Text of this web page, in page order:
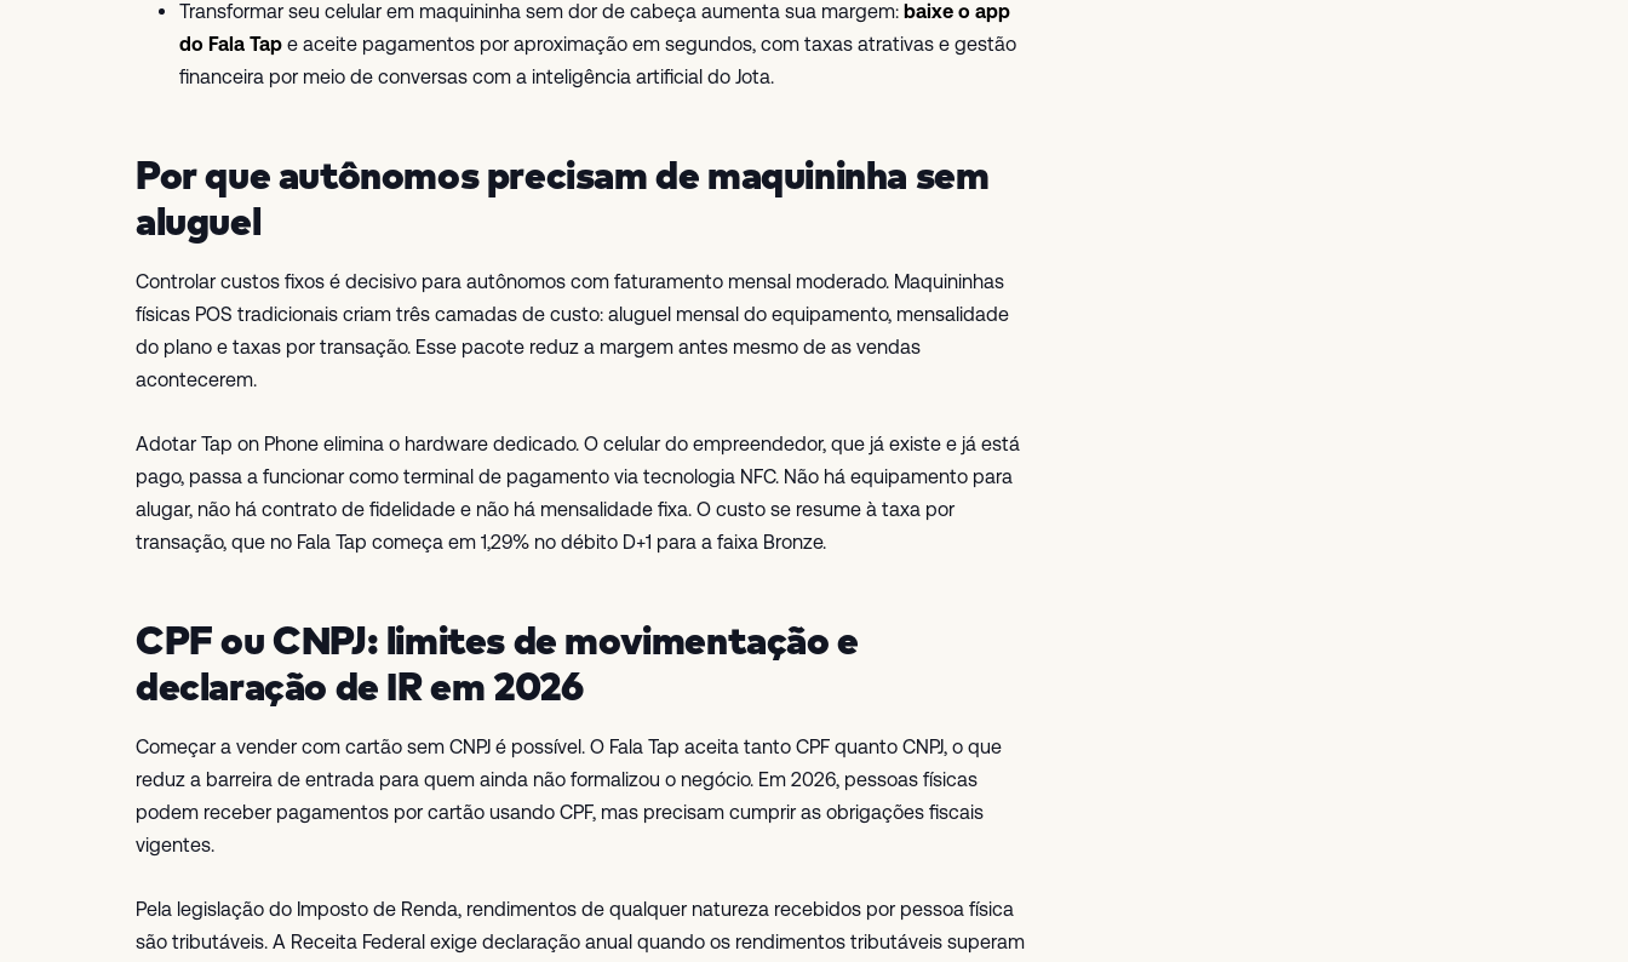
Transformar seu celular em maquininha sem dor de cabeça aumenta sua margem: baixe o app
do Fala Tap e aceite pagamentos por aproximação em segundos, com taxas atrativas e gestão
financeira por meio de conversas com a inteligência artificial do Jota.
Por que autônomos precisam de maquininha sem
aluguel
Controlar custos fixos é decisivo para autônomos com faturamento mensal moderado. Maquininhas
físicas POS tradicionais criam três camadas de custo: aluguel mensal do equipamento, mensalidade
do plano e taxas por transação. Esse pacote reduz a margem antes mesmo de as vendas
acontecerem.
Adotar Tap on Phone elimina o hardware dedicado. O celular do empreendedor, que já existe e já está
pago, passa a funcionar como terminal de pagamento via tecnologia NFC. Não há equipamento para
alugar, não há contrato de fidelidade e não há mensalidade fixa. O custo se resume à taxa por
transação, que no Fala Tap começa em 1,29% no débito D+1 para a faixa Bronze.
CPF ou CNPJ: limites de movimentação e
declaração de IR em 2026
Começar a vender com cartão sem CNPJ é possível. O Fala Tap aceita tanto CPF quanto CNPJ, o que
reduz a barreira de entrada para quem ainda não formalizou o negócio. Em 2026, pessoas físicas
podem receber pagamentos por cartão usando CPF, mas precisam cumprir as obrigações fiscais
vigentes.
Pela legislação do Imposto de Renda, rendimentos de qualquer natureza recebidos por pessoa física
são tributáveis. A Receita Federal exige declaração anual quando os rendimentos tributáveis superam